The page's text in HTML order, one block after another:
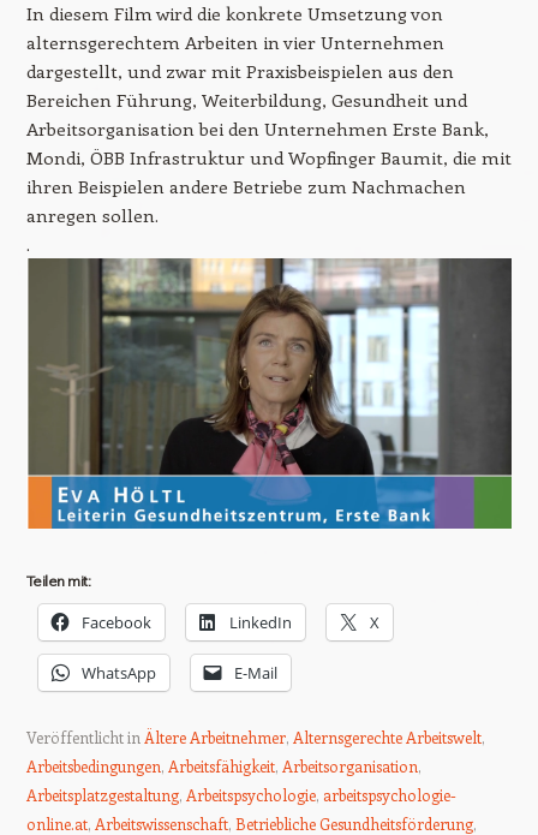
In diesem Film wird die konkrete Umsetzung von
alternsgerechtem Arbeiten in vier Unternehmen
dargestellt, und zwar mit Praxisbeispielen aus den
Bereichen Führung, Weiterbildung, Gesundheit und
Arbeitsorganisation bei den Unternehmen Erste Bank,
Mondi, ÖBB Infrastruktur und Wopfinger Baumit, die mit
ihren Beispielen andere Betriebe zum Nachmachen
anregen sollen.
.
Teilen mit:
Facebook LinkedIn X
WhatsApp E-Mail
Veröffentlicht in Ältere Arbeitnehmer, Alternsgerechte Arbeitswelt,
Arbeitsbedingungen, Arbeitsfähigkeit, Arbeitsorganisation,
Arbeitsplatzgestaltung, Arbeitspsychologie, arbeitspsychologie-
online.at, Arbeitswissenschaft, Betriebliche Gesundheitsförderung,